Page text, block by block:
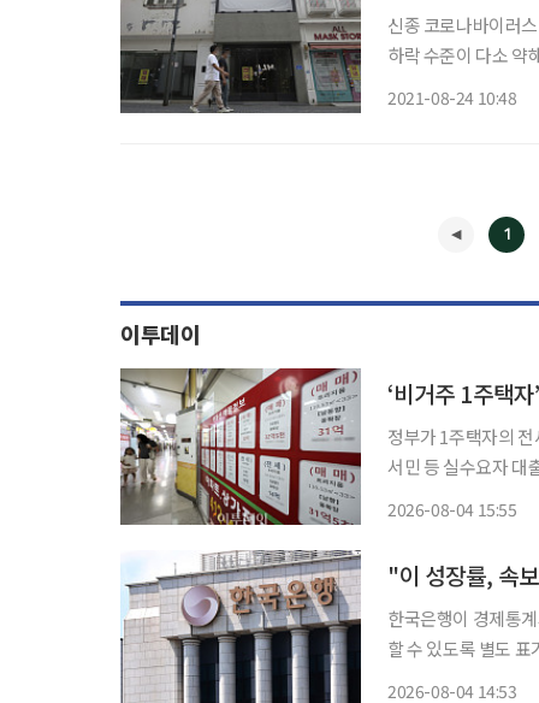
신종 코로나바이러
하락 수준이 다소 약해졌다. 한국은행(한은)이 24일 발표한 ‘소비자
2021-08-24 10:48
1
이투데이
‘비거주 1주택
정부가 1주택자의
서민 등 실수요자 대
2026-08-04 15:55
"이 성장률, 속
한국은행이 경제통
할 수 있도록 별도 표기 기능을 새롭게
2026-08-04 14:53